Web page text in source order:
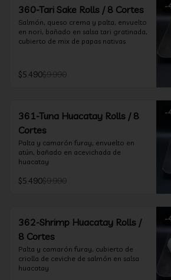
-
360-Tari Sake Rolls / 8 Cortes
Salmón, queso crema y palta, envuelto
en nori, bañado en salsa tari gratinada,
cubierto de mix de papas nativas
$5.490$9.990
-
361-Tuna Huacatay Rolls / 8
Cortes
Palta y camarón furay, envuelto en
atún, bañado en acevichada de
huacatay
$5.490$9.990
-
362-Shrimp Huacatay Rolls /
8 Cortes
Palta y camarón furay, cubierto de
criolla de ceviche de salmón en salsa
huacatay